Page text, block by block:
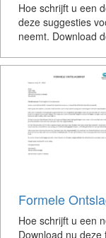
Hoe schrijft u een
deze suggesties
neemt. Download
Formele
Hoe schrijft u een
Download nu